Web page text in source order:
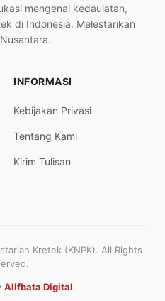
mengenai kedaulatan,
di Indonesia. Melestarikan
INFORMASI
Kebijakan Privasi
Tentang Kami
Kirim Tulisan
Kretek (KNPK). All Rights
Alifbata Digital